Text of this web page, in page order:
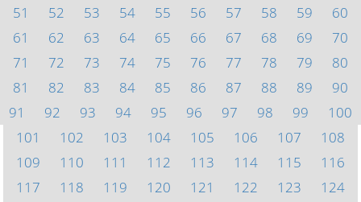
51
52 53 54 55 56 57 58 59
60
61
62 63 64 65 66 67 68 69
70
71
72 73 74 75 76 77 78 79
80
81
82 83 84 85 86 87 88 89
90
91
92 93 94 95 96 97 98 99
100
101
102 103 104 105 106 107
108
109
110 111 112 113 114 115
116
117
118 119 120 121 122 123
124